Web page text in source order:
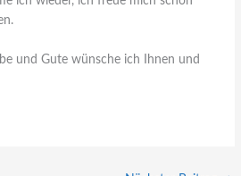
und Gute wünsche ich Ihnen und